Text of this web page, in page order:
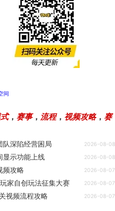
间
， 赛事， 流程， 视频攻略， 赛
队深陷经营困局 2026-08-08
显示功能上线 2026-08-08
频攻略 2026-08-07
家自创玩法征集大赛 2026-08-07
视频流程攻略 2026-08-07